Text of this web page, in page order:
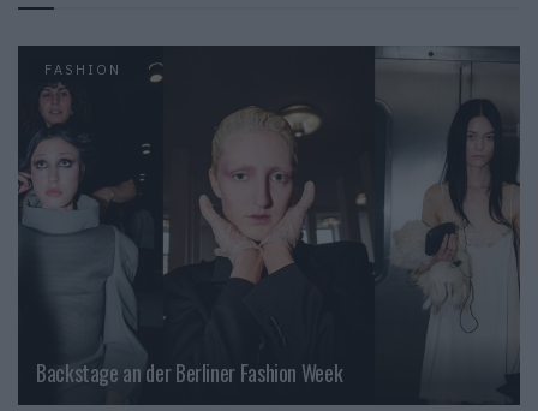
FASHION
Backstage an der Berliner Fashion Week